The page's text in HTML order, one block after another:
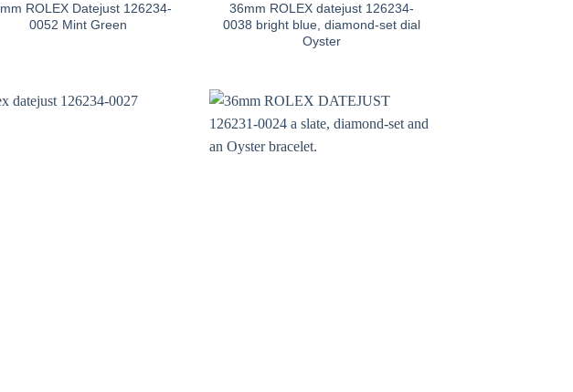
ROLEX Datejust 126234-
0052 Mint Green
36mm ROLEX datejust 126234-
0038 bright blue, diamond-set dial
Oyster